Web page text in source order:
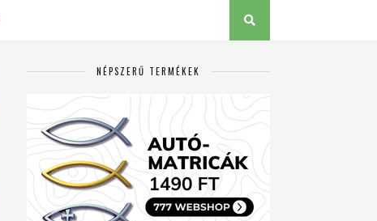
NÉPSZERŰ TERMÉKEK